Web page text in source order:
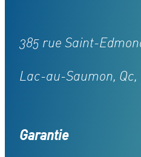
385 rue Saint-
Lac-au-Saumon, Qc,
Garantie